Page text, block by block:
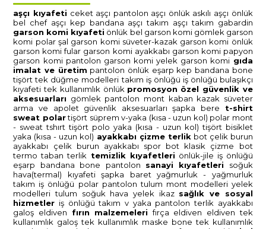
aşçi kiyafeti̇ ceket aşçi pantolon aşçi önlük askili aşçi önlük
bel chef aşçi kep bandana aşçi takim aşçi takim gabardi̇n
garson komi̇ kiyafeti̇ önlük bel garson komi̇ gömlek garson
komi̇ polar şal garson komi̇ süveter-kazak garson komi̇ önlük
garson komi̇ fular garson komi̇ ayakkabi garson komi̇ papyon
garson komi̇ pantolon garson komi̇yelek garson komi̇ gida
i̇malat ve üreti̇m pantolon önlük eşarp kep bandana bone
ti̇şört tek düğme modelleri̇ takim i̇ş önlüğü i̇ş önlüğü bulaşikçi
kiyafeti̇ tek kullanimlik önlük promosyon özel güvenli̇k ve
aksesuarlari gömlek pantolon mont kaban kazak süveter
arma ve apolet
güvenli̇k aksesuarlari şapka bere
t-shi̇rt
sweat polar ti̇şört süprem v-yaka (kisa - uzun kol) polar mont
- sweat tshirt ti̇şört polo yaka (kisa - uzun kol) ti̇şört bi̇si̇klet
yaka (kisa - uzun kol) ayakkabi çi̇zme terli̇k bot çeli̇k burun
ayakkabi çeli̇k burun
ayakkabi spor bot klasi̇k çi̇zme
bot
termo taban terli̇k temi̇zli̇k kiyafetleri̇ önlük-ji̇le i̇ş önlüğü
eşarp bandana bone
pantolon sanayi̇ kiyafetleri̇
soğuk
hava(termal) kiyafeti̇ şapka baret
yağmurluk - yağmurluk
takim i̇ş önlüğü polar pantolon tulum mont modelleri̇ yelek
modelleri̇ tulum soğuk havayelek i̇kaz sağlik ve sosyal
hi̇zmetler i̇ş önlüğü takim v yaka pantolon terli̇k ayakkabi
galoş eldi̇ven firin malzemeleri̇ firça eldi̇ven eldi̇ven tek
kullanimlik galoş tek kullanimlik maske bone tek kullanimlik